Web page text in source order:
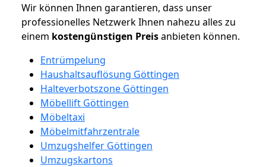
Wir können Ihnen garantieren, dass unser
professionelles Netzwerk Ihnen nahezu alles zu
einem kostengünstigen Preisanbieten können.
Entrümpelung
Haushaltsauflösung Göttingen
Halteverbotszone Göttingen
Möbellift Göttingen
Möbeltaxi
Möbelmitfahrzentrale
Umzugshelfer Göttingen
Umzugskartons